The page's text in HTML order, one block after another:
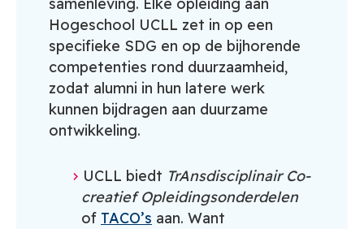
samenleving. Elke opleiding aan
Hogeschool UCLL zet in op een
specifieke SDG en op de bijhorende
competenties rond duurzaamheid,
zodat alumni in hun latere werk
kunnen bijdragen aan duurzame
ontwikkeling.
UCLL biedt TrAnsdisciplinair Co-
creatief Opleidingsonderdelen
of TACO’s aan. Want